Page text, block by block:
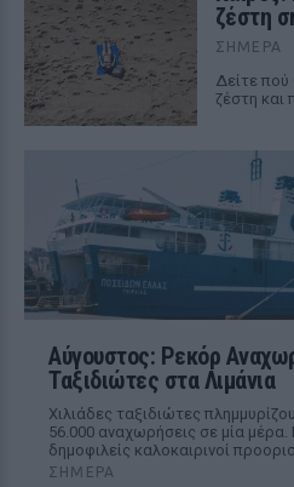
ζέστη
ΣΉΜΕΡΑ
Δείτε πού
ζέστη και
Αύγουστος: Ρεκόρ
Ταξιδιώτες στα Λιμάνια
Χιλιάδες ταξιδιώτες
56.000 αναχωρήσεις σε μία μέρα.
δημοφιλείς καλοκαιρινοί
ΣΉΜΕΡΑ